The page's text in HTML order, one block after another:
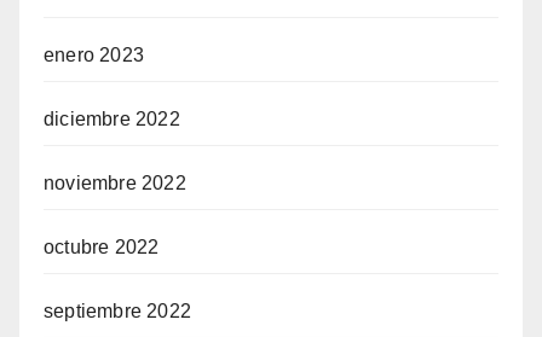
enero 2023
diciembre 2022
noviembre 2022
octubre 2022
septiembre 2022